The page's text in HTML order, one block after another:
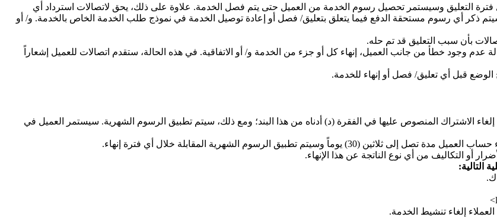
فترة التعليق وسيستمر تحصيل رسوم الخدمة من العميل حتى يتم فصل الخدمة. علاوة على ذلك، يحق لاتصالات استرداد أي
ذكر أي رسوم مستحقة الدفع فيما يتعلق بتعليق/ فصل أو إعادة توصيل الخدمة في نموذج طلب الخدمة الخاص بالخدمة. و/ أو
بأن سبب التعليق قد تم حله.
عدم وجود خطأ من جانب العميل، إنهاء كل أو جزء من الخدمة و/ أو الاتفاقية. في هذه الحالة، ستقدم اتصالات للعميل إشعاراً
قبل أي تعليق/ فصل أو إنهاء للخدمة.
الاشتراك المنصوص عليها في الفقرة (د) أدناه من هذا البند؛ ومع ذلك، سيتم تطبيق الرسوم الشهرية. سيستمر العميل في
تطبيق الرسوم الشهرية المقابلة خلال أي فترة إنهاء.
أو التكاليف من أي نوع الناتجة عن هذا الإنهاء.
التالية:
إلغاء تنشيط الخدمة.